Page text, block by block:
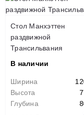
Стол Манхэттен
раздвижной
Трансильвания
В наличии
Ширина
Высота
Глубина